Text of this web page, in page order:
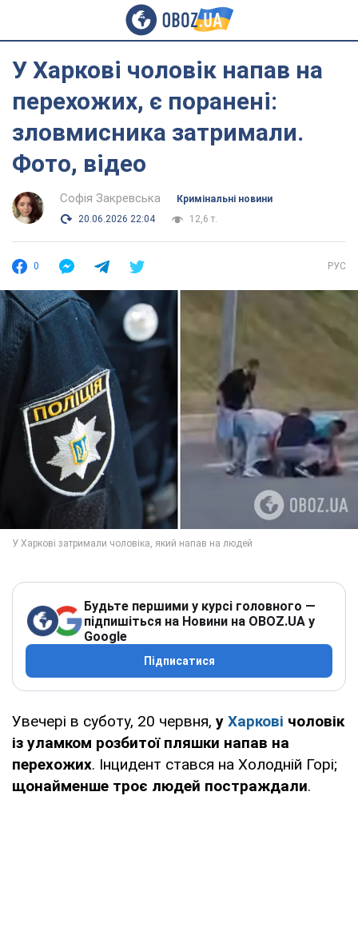
У Харкові чоловік напав на
перехожих, є поранені:
зловмисника затримали.
Фото, відео
Софія Закревська
Кримінальні новини
20.06.2026 22:04
12,6 т.
0 РУС
Будьте першими у курсі головного —
підпишіться на Новини на OBOZ.UA у
Google
Підписатися
Увечері в суботу, 20 червня, у Харкові чоловік
із уламком розбитої пляшки напав на
перехожих. Інцидент стався на Холодній Горі;
щонайменше троє людей постраждали.